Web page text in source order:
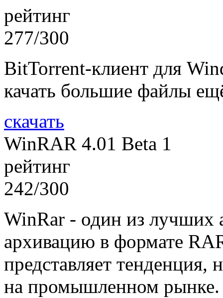
рейтинг
277/300
BitTorrent-клиент для
качать большие файлы
скачать
WinRAR 4.01 Beta 1
рейтинг
242/300
WinRar - один из лучших
архивацию в формате
представляет тенденция,
на промышленном рынке.